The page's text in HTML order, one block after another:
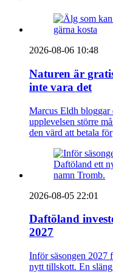
2026-08-06 10:48
Naturen är
inte vara det
Marcus Eldh bloggar
upplevelsen större
den värd att betala för
2026-08-05 22:01
Daftöland
2027
Inför säsongen 2027
nytt tillskott. En